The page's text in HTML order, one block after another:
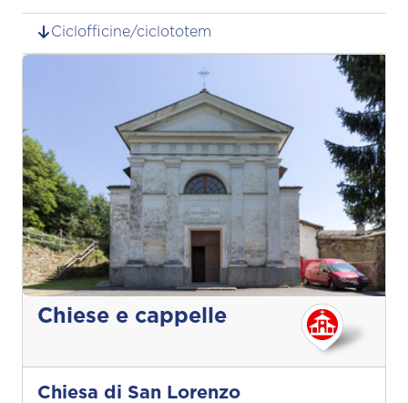
Ciclofficine/ciclototem
Chiese e cappelle
Chiesa di San Lorenzo